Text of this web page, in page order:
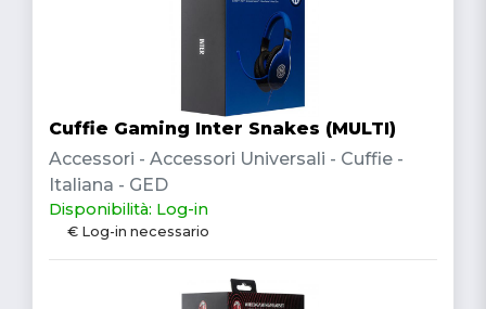
Cuffie Gaming Inter Snakes (MULTI)
Accessori - Accessori Universali - Cuffie -
Italiana - GED
Disponibilità: Log-in
€ Log-in necessario